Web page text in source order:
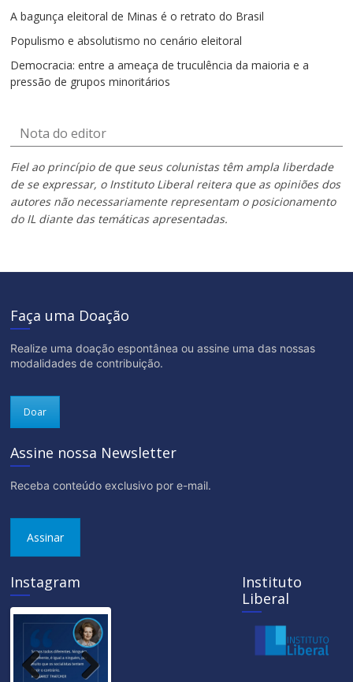
A bagunça eleitoral de Minas é o retrato do Brasil
Populismo e absolutismo no cenário eleitoral
Democracia: entre a ameaça de truculência da maioria e a
pressão de grupos minoritários
Nota do editor
Fiel ao princípio de que seus colunistas têm ampla liberdade
de se expressar, o Instituto Liberal reitera que as opiniões dos
autores não necessariamente representam o posicionamento
do IL diante das temáticas apresentadas.
Faça uma Doação
Realize uma doação espontânea ou assine uma das nossas
modalidades de contribuição.
Doar
Assine nossa Newsletter
Receba conteúdo exclusivo por e-mail.
Assinar
Instagram
Instituto
Liberal